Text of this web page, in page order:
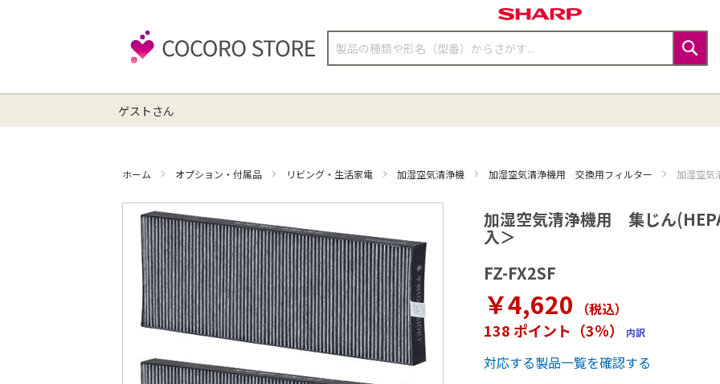
検
検
ゲストさん
ホーム オプション・付属品 リビング・生活家電 加湿空気清浄機 加湿空気清浄機用 交換用フィルター 加湿空気
加湿空気清浄機用 集じん
入＞
FZ-FX2SF
￥4,620 （税込）
138 ポイント（3％） 内訳
対応する製品一覧を確認する